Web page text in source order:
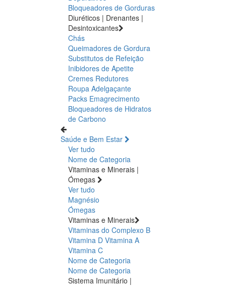
Bloqueadores de Gorduras
Diuréticos | Drenantes |
Desintoxicantes
Chás
Queimadores de Gordura
Substitutos de Refeição
Inibidores de Apetite
Cremes Redutores
Roupa Adelgaçante
Packs Emagrecimento
Bloqueadores de Hidratos
de Carbono
Saúde e Bem Estar
Ver tudo
Nome de Categoria
Vitaminas e Minerais |
Ómegas
Ver tudo
Magnésio
Ómegas
Vitaminas e Minerais
Vitaminas do Complexo B
Vitamina D Vitamina A
Vitamina C
Nome de Categoria
Nome de Categoria
Sistema Imunitário |